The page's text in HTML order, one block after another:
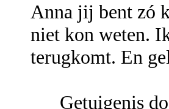
Anna jij bent zó
niet kon weten.
terugkomt. En
Getuigenis